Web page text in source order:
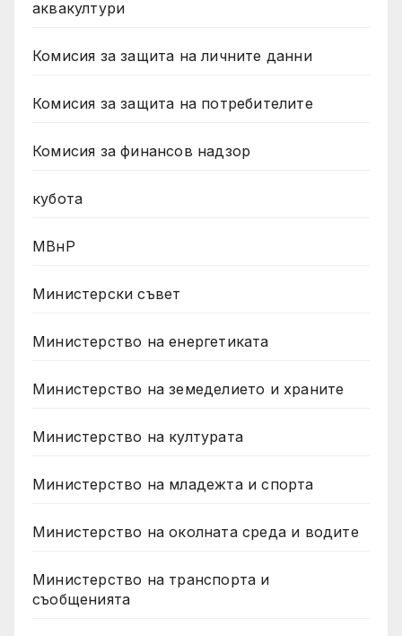
аквакултури
Комисия за защита на личните данни
Комисия за защита на потребителите
Комисия за финансов надзор
кубота
МВнР
Министерски съвет
Министерство на енергетиката
Министерство на земеделието и храните
Министерство на културата
Министерство на младежта и спорта
Министерство на околната среда и водите
Министерство на транспорта и
съобщенията